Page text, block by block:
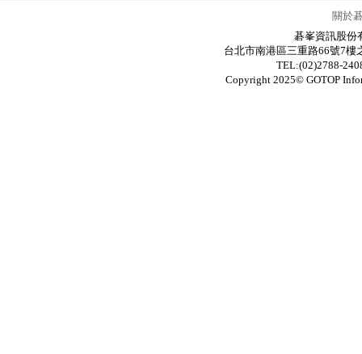
關於
碁峯資訊股份
台北市南港區三重路66號7樓
TEL:(02)2788-
Copyright 2025© GOTOP